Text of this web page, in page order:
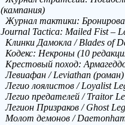
(кампания)
Журнал тактики:
Journal Tactica: Mailed Fist –
Клинки Дамокла / Blades of
Кодекс: Некроны (10
Крестовый поход:
Левиафан / Leviathan (роман)
Легио лоялистов / Loyalist
Легио предателей / Traitor
Легион Призраков / Ghost
Молот демонов /